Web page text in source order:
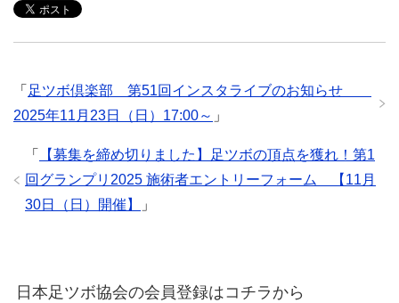
「 足ツボ倶楽部 第51回インスタライブのお知らせ
2025年11月23日（日）17:00～ 」
「
【募集を締め切りました】足ツボの頂点を獲れ！第1
回グランプリ2025 施術者エントリーフォーム 【11月
30日（日）開催】
」
日本足ツボ協会の会員登録はコチラから